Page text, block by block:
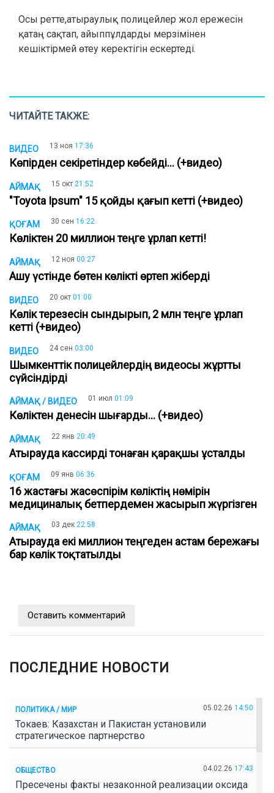
Осы ретте,атыраулық полицейлер жол ережесін
қатаң сақтап, айыппұлдарды мерзімінен
кешіктірмей өтеу керектігін ескертеді.
ЧИТАЙТЕ ТАКЖЕ:
ВИДЕО 13 ноя 17:36
Көпірден секіретіндер көбейді... (+видео)
АЙМАҚ 15 окт 21:52
"Toyota Ipsum" 15 қойды қағып кетті (+видео)
ҚОҒАМ 30 сен 16:22
Көліктен 20 миллион теңге ұрлап кетті!
АЙМАҚ 12 ноя 00:27
Ашу үстінде бөтен көлікті өртеп жіберді
ВИДЕО 20 окт 01:00
Көлік терезесін сындырып, 2 млн теңге ұрлап
кетті (+видео)
ВИДЕО 24 сен 03:00
Шымкенттік полицейлердің видеосы жұртты
сүйсіндірді
АЙМАҚ / ВИДЕО 01 июл 01:09
Көліктен денесін шығарды... (+видео)
АЙМАҚ 22 янв 20:49
Атырауда кассирді тонаған қарақшы ұсталды
ҚОҒАМ 09 янв 06:36
16 жастағы жасөспірім көліктің нөмірін
медициналық бетпердемен жасырып жүргізген
АЙМАҚ 03 дек 22:58
Атырауда екі миллион теңгеден астам бережағы
бар көлік тоқтатылды
Оставить комментарий
ПОСЛЕДНИЕ НОВОСТИ
ПОЛИТИКА / МИР 05.02.26 14:50
Токаев: Казахстан и Пакистан установили
стратегическое партнерство
ОБЩЕСТВО 04.02.26 17:43
Пресечены факты незаконной реализации оксида